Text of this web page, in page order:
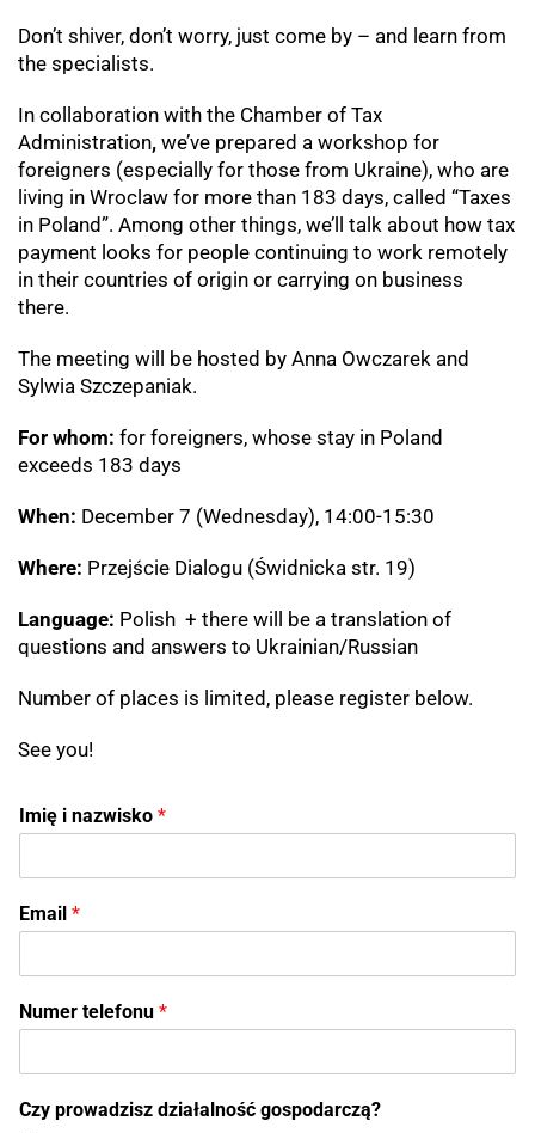
Don’t shiver, don’t worry, just come by – and learn from
the specialists.
In collaboration with the Chamber of Tax
Administration, we’ve prepared a workshop for
foreigners (especially for those from Ukraine), who are
living in Wroclaw for more than 183 days, called “Taxes
in Poland”. Among other things, we’ll talk about how tax
payment looks for people continuing to work remotely
in their countries of origin or carrying on business
there.
The meeting will be hosted by Anna Owczarek and
Sylwia Szczepaniak.
For whom: for foreigners, whose stay in Poland
exceeds 183 days
When: December 7 (Wednesday), 14:00-15:30
Where: Przejście Dialogu (Świdnicka str. 19)
Language: Polish + there will be a translation of
questions and answers to Ukrainian/Russian
Number of places is limited, please register below.
See you!
Imię i nazwisko *
Email *
Numer telefonu *
Czy prowadzisz działalność gospodarczą?